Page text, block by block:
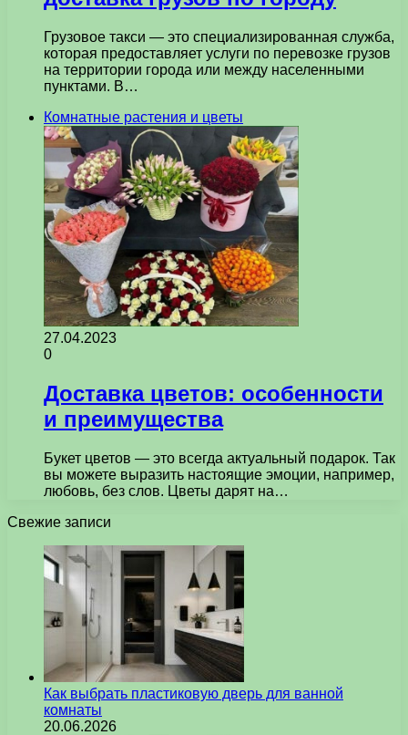
Грузовое такси — это специализированная служба,
которая предоставляет услуги по перевозке грузов
на территории города или между населенными
пунктами. В…
Комнатные растения и цветы
27.04.2023
0
Доставка цветов: особенности
и преимущества
Букет цветов — это всегда актуальный подарок. Так
вы можете выразить настоящие эмоции, например,
любовь, без слов. Цветы дарят на…
Свежие записи
Как выбрать пластиковую дверь для ванной
комнаты
20.06.2026